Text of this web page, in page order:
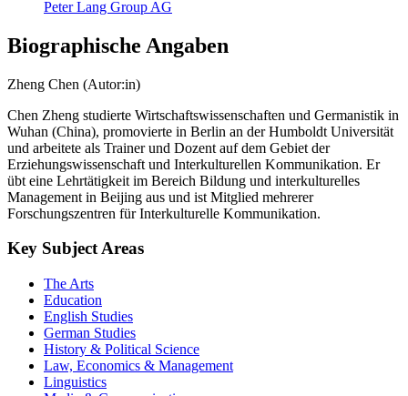
Peter Lang Group AG
Biographische Angaben
Zheng Chen (Autor:in)
Chen Zheng studierte Wirtschaftswissenschaften und Germanistik in
Wuhan (China), promovierte in Berlin an der Humboldt Universität
und arbeitete als Trainer und Dozent auf dem Gebiet der
Erziehungswissenschaft und Interkulturellen Kommunikation. Er
übt eine Lehrtätigkeit im Bereich Bildung und interkulturelles
Management in Beijing aus und ist Mitglied mehrerer
Forschungszentren für Interkulturelle Kommunikation.
Key Subject Areas
The Arts
Education
English Studies
German Studies
History & Political Science
Law, Economics & Management
Linguistics